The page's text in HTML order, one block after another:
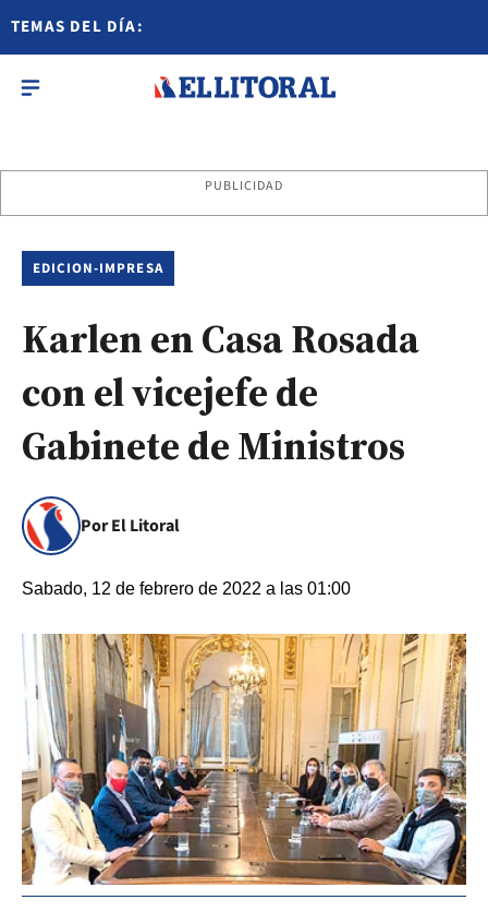
TEMAS DEL DÍA:
PUBLICIDAD
EDICION-IMPRESA
Karlen en Casa Rosada
con el vicejefe de
Gabinete de Ministros
Por El Litoral
Sabado, 12 de febrero de 2022 a las 01:00